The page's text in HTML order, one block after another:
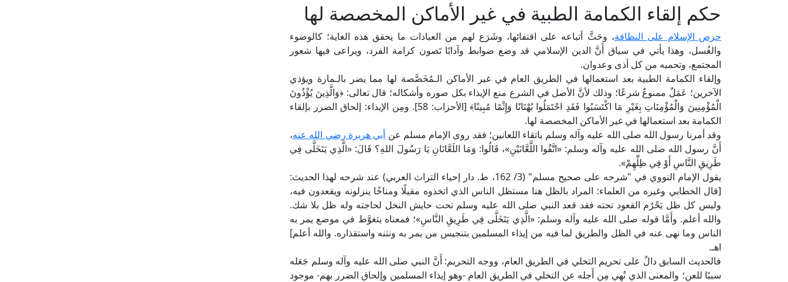
حكم إلقاء الكمامة الطبية في غير الأماكن المخصصة لها
حرص الإسلام على النظافة، وحَثَّ أتباعه على اقتفائها، وشَرَع لهم من العبادات ما يحقق هذه الغاية؛ كالوضوء
والغُسل، وهذا يأتي في سياق أَنَّ الدين الإسلامي قد وضع ضوابط وآدابًا تَصون كرامة الفرد، ويراعى فيها شعور
المجتمع، وتحميه من كل أذى وعدوان.
وإلقاء الكمامة الطبية بعد استعمالها في الطريق العام في غير الأماكن الـمُخَصَّصة لها مما يضر بالـمارة ويؤذي
الآخرين؛ عَمَلٌ ممنوعٌ شرعًا؛ وذلك لأنَّ الأصل في الشرع منع الإيذاء بكل صوره وأشكاله؛ قال تعالى: ﴿وَالَّذِينَ يُؤْذُونَ
الْمُؤْمِنِينَ وَالْمُؤْمِنَاتِ بِغَيْرِ مَا اكْتَسَبُوا فَقَدِ احْتَمَلُوا بُهْتَانًا وَإِثْمًا مُبِينًا﴾ [الأحزاب: 58]. ومِن الإيذاء: إلحاق الضرر بإلقاء
الكمامة بعد استعمالها في غير الأماكن المخصصة لها.
وقد أمرنا رسول الله صلى الله عليه وآله وسلم باتقاء اللعانين؛ فقد روى الإمام مسلم عن أبي هريرة رضي الله عنه،
أَنَّ رسول الله صلى الله عليه وآله وسلم: «اتَّقُوا اللَّعَّانَيْنِ»، قَالُوا: وَمَا اللَعَّانَانِ يَا رَسُولَ اللهِ؟ قَالَ: «الَّذِي يَتَخَلَّى فِي
طَرِيقِ النَّاسِ أَوْ فِي ظِلِّهِمْ».
يقول الإمام النووي في "شرحه على صحيح مسلم" (3/ 162، ط. دار إحياء التراث العربي) عند شرحه لهذا الحديث:
[قال الخطابي وغيره من العلماء: المراد بالظل هنا مستظل الناس الذي اتخذوه مقيلًا ومناخًا ينزلونه ويقعدون فيه،
وليس كل ظل يَحْرُم القعود تحته فقد قعد النبي صلى الله عليه وسلم تحت حايش النخل لحاجته وله ظل بلا شك.
والله أعلم. وأَمَّا قوله صلى الله عليه وآله وسلم: «الَّذِي يَتَخَلَّى فِي طَرِيقِ النَّاسِ»؛ فمعناه يتغوَّط في موضع يمر به
الناس وما نهى عنه في الظل والطريق لما فيه من إيذاء المسلمين بتنجيس من يمر به ونتنه واستقذاره. والله أعلم]
اهـ.
فالحديث السابق دالٌ على تحريم التخلي في الطريق العام، ووجه التحريم: أَنَّ النبي صلى الله عليه وآله وسلم جَعَله
سببًا للعن؛ والمعنى الذي نُهِي مِن أَجله عن التخلي في الطريق العام -وهو إيذاء المسلمين وإلحاق الضرر بهم- موجود